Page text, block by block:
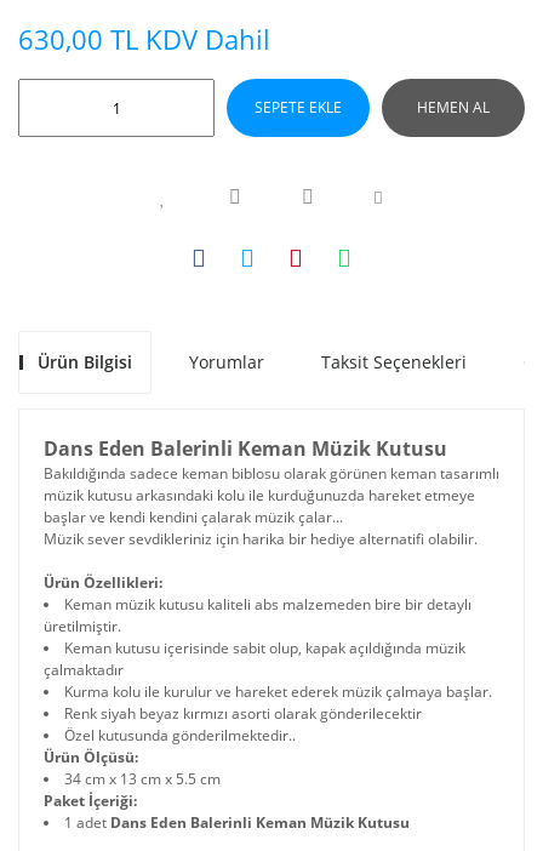
630,00 TL KDV Dahil
SEPETE EKLE HEMEN AL
Ürün Bilgisi Yorumlar Taksit Seçenekleri
Dans Eden Balerinli Keman Müzik Kutusu
Bakıldığında sadece keman biblosu olarak görünen keman tasarımlı
müzik kutusu arkasındaki kolu ile kurduğunuzda hareket etmeye
başlar ve kendi kendini çalarak müzik çalar...
Müzik sever sevdikleriniz için harika bir hediye alternatifi olabilir.
Ürün Özellikleri:
Keman müzik kutusu kaliteli abs malzemeden bire bir detaylı
üretilmiştir.
Keman kutusu içerisinde sabit olup, kapak açıldığında müzik
çalmaktadır
Kurma kolu ile kurulur ve hareket ederek müzik çalmaya başlar.
Renk siyah beyaz kırmızı asorti olarak gönderilecektir
Özel kutusunda gönderilmektedir..
Ürün Ölçüsü:
34 cm x 13 cm x 5.5 cm
Paket İçeriği:
1 adet Dans Eden Balerinli Keman Müzik Kutusu